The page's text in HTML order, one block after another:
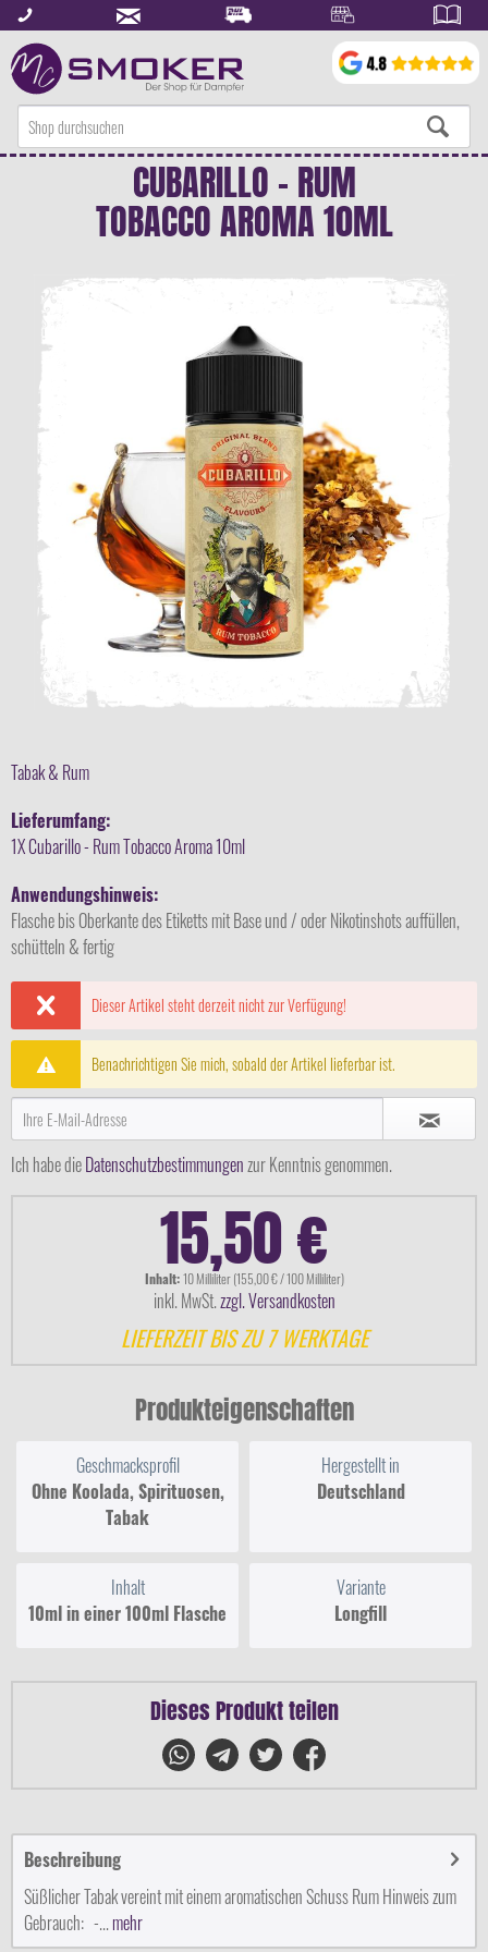
CUBARILLO - RUM
TOBACCO AROMA 10ML
Tabak & Rum
Lieferumfang:
1X Cubarillo - Rum Tobacco Aroma 10ml
Anwendungshinweis:
Flasche bis Oberkante des Etiketts mit Base und / oder Nikotinshots auffüllen,
schütteln & fertig
Dieser Artikel steht derzeit nicht zur Verfügung!
Benachrichtigen Sie mich, sobald der Artikel lieferbar ist.
Ich habe dieDatenschutzbestimmungenzur Kenntnis genommen.
15,50 €
Inhalt:10 Milliliter (155,00 € / 100 Milliliter)
inkl. MwSt.zzgl. Versandkosten
LIEFERZEIT BIS ZU 7 WERKTAGE
Produkteigenschaften
Geschmacksprofil
Ohne Koolada, Spirituosen,
Tabak
Hergestellt in
Deutschland
Inhalt
10ml in einer 100ml Flasche
Variante
Longfill
Dieses Produkt teilen
Beschreibung
Süßlicher Tabak vereint mit einem aromatischen Schuss Rum Hinweis zum
Gebrauch: -...mehr